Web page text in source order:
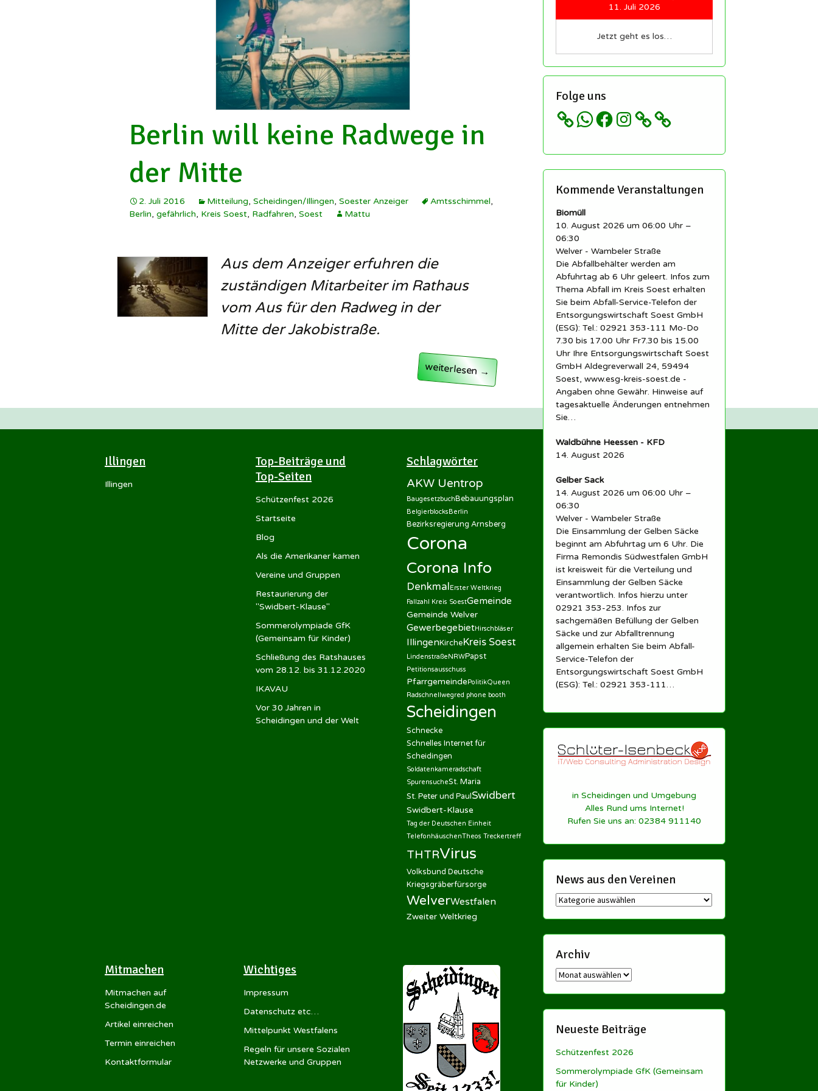
Schützenverein
Illingen ▸
Soldatenkameradschaft
Scheidingen/Illingen
SuS Scheidingen ▸
Wetter
history.scheidingen
Scheidingen auf
Wikipedia
Illingen auf Wikipedia
Datenschutz etc…
Berlin will keine Radwege in
der Mitte
2. Juli 2016 Mitteilung, Scheidingen/Illingen, Soester Anzeiger Amtsschimmel,
Berlin, gefährlich, Kreis Soest, Radfahren, Soest Mattu
Aus dem Anzeiger erfuhren die
zuständigen Mitarbeiter im Rathaus
vom Aus für den Radweg in der
Mitte der Jakobistraße.
Berlin will keine Radwege in der Mitte
weiterlesen→
11. Juli 2026
Jetzt geht es los…
Folge uns
WhatsApp
FacebookInstagram
Kommende Veranstaltungen
Biomüll
10. August 2026 um 06:00 Uhr –
06:30
Welver - Wambeler Straße
Die Abfallbehälter werden am
Abfuhrtag ab 6 Uhr geleert. Infos zum
Thema Abfall im Kreis Soest erhalten
Sie beim Abfall-Service-Telefon der
Entsorgungswirtschaft Soest GmbH
(ESG): Tel.: 02921 353-111 Mo-Do
7.30 bis 17.00 Uhr Fr7.30 bis 15.00
Uhr Ihre Entsorgungswirtschaft Soest
GmbH Aldegreverwall 24, 59494
Soest, www.esg-kreis-soest.de -
Angaben ohne Gewähr. Hinweise auf
tagesaktuelle Änderungen entnehmen
Sie…
Waldbühne Heessen - KFD
14. August 2026
Gelber Sack
14. August 2026 um 06:00 Uhr –
06:30
Welver - Wambeler Straße
Die Einsammlung der Gelben Säcke
beginnt am Abfuhrtag um 6 Uhr. Die
Firma Remondis Südwestfalen GmbH
ist kreisweit für die Verteilung und
Einsammlung der Gelben Säcke
verantwortlich. Infos hierzu unter
02921 353-253. Infos zur
sachgemäßen Befüllung der Gelben
Säcke und zur Abfalltrennung
allgemein erhalten Sie beim Abfall-
Service-Telefon der
Entsorgungswirtschaft Soest GmbH
(ESG): Tel.: 02921 353-111…
in Scheidingen und Umgebung
Alles Rund ums Internet!
Rufen Sie uns an: 02384 911140
News aus den Vereinen
News
Vereinen
Archiv
Archiv
Neueste Beiträge
Schützenfest 2026
Sommerolympiade GfK (Gemeinsam
für Kinder)
Illingen
Illingen
Top-Beiträge und
Top-Seiten
Schützenfest 2026
Startseite
Blog
Als die Amerikaner kamen
Vereine und Gruppen
Restaurierung der
"Swidbert-Klause"
Sommerolympiade GfK
(Gemeinsam für Kinder)
Schließung des Ratshauses
vom 28.12. bis 31.12.2020
IKAVAU
Vor 30 Jahren in
Scheidingen und der Welt
Schlagwörter
AKW Uentrop
BaugesetzbuchBebauungsplan
BelgierblocksBerlin
Bezirksregierung Arnsberg
Corona
Corona Info
DenkmalErster Weltkrieg
Fallzahl Kreis SoestGemeinde
Gemeinde Welver
GewerbegebietHirschbläser
IllingenKircheKreis Soest
LindenstraßeNRWPapst
Petitionsausschuss
PfarrgemeindePolitikQueen
Radschnellwegred phone booth
Scheidingen
Schnecke
Schnelles Internet für
Scheidingen
Soldatenkameradschaft
SpurensucheSt. Maria
St. Peter und PaulSwidbert
Swidbert-Klause
Tag der Deutschen Einheit
TelefonhäuschenTheos Treckertreff
THTRVirus
Volksbund Deutsche
Kriegsgräberfürsorge
WelverWestfalen
Zweiter Weltkrieg
Mitmachen
Mitmachen auf
Scheidingen.de
Artikel einreichen
Termin einreichen
Kontaktformular
Wichtiges
Impressum
Datenschutz etc…
Mittelpunkt Westfalens
Regeln für unsere Sozialen
Netzwerke und Gruppen